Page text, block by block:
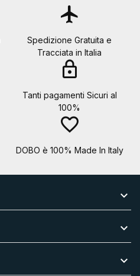
flight
Spedizione Gratuita e
Tracciata in Italia
lock
Tanti pagamenti Sicuri al
100%
favorite_border
DOBO è 100% Made In Italy


